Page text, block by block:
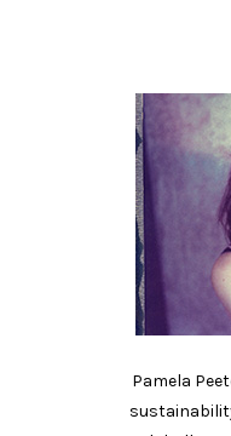
Pamela